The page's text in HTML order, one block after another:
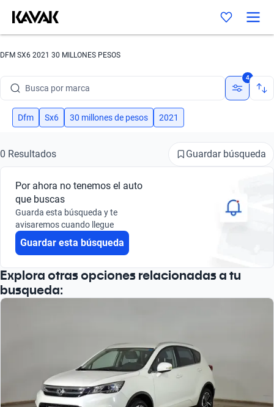
DFM SX6 2021 30 MILLONES PESOS
Busca por marca
Busca por modelo
Busca por año
Busca por marca
Busca por modelo
Busca por año
4
Dfm Sx6 30 millones de pesos 2021
0 Resultados Guardar búsqueda
Por ahora no tenemos el auto
que buscas
Guarda esta búsqueda y te
avisaremos cuando llegue
Guardar esta búsqueda
Explora otras opciones relacionadas a tu
busqueda: